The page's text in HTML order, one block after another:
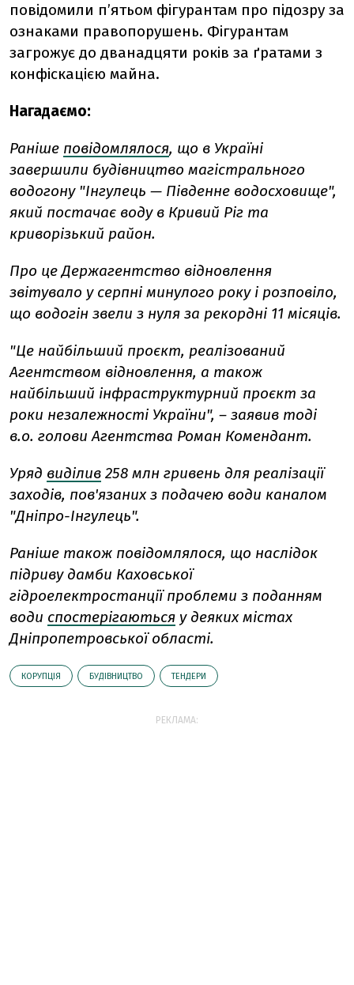
повідомили пʼятьом фігурантам про підозру за
ознаками правопорушень. Фігурантам
загрожує до дванадцяти років за ґратами з
конфіскацією майна.
Нагадаємо:
Раніше повідомлялося, що в Україні
завершили будівництво магістрального
водогону "Інгулець — Південне водосховище",
який постачає воду в Кривий Ріг та
криворізький район.
Про це Держагентство відновлення
звітувало у серпні минулого року і розповіло,
що водогін звели з нуля за рекордні 11 місяців.
"Це найбільший проєкт, реалізований
Агентством відновлення, а також
найбільший інфраструктурний проєкт за
роки незалежності України", – заявив тоді
в.о. голови Агентства Роман Комендант.
Уряд виділив 258 млн гривень для реалізації
заходів, пов'язаних з подачею води каналом
"Дніпро-Інгулець".
Раніше також повідомлялося, що наслідок
підриву дамби Каховської
гідроелектростанції проблеми з поданням
води спостерігаються у деяких містах
Дніпропетровської області.
КОРУПЦІЯ БУДІВНИЦТВО ТЕНДЕРИ
РЕКЛАМА: